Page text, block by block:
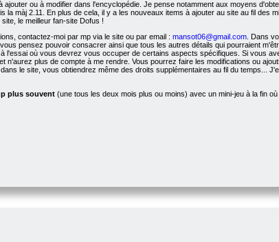
ou à modifier dans l'encyclopédie. Je pense notamment aux moyens
màj 2.11. En plus de cela, il y a les nouveaux items à ajouter au site au fil des
le meilleur fan-site Dofus !
contactez-moi par mp via le site ou par email : mansot06@gmail.com . Dans
pensez pouvoir consacrer ainsi que tous les autres détails qui pourraient
l'essai où vous devrez vous occuper de certains aspects spécifiques. Si vous
et n'aurez plus de compte à me rendre. Vous pourrez faire les modifications ou
le site, vous obtiendrez même des droits supplémentaires au fil du temps...
plus souvent (une tous les deux mois plus ou moins) avec un mini-jeu à la fin